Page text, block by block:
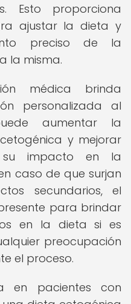
Esto proporciona
ajustar la dieta y
preciso de la
la misma.
médica brinda
personalizada al
aumentar la
y mejorar
impacto en la
caso de que surjan
secundarios, el
para brindar
en la dieta si es
preocupación
el proceso.
en pacientes con